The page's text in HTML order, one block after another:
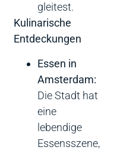
gleitest.
Kulinarische
Entdeckungen
Essen in
Amsterdam:
Die Stadt hat
eine
lebendige
Essensszene,